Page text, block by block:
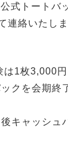
式トートバ
連絡いたしま
1枚3,000
クを会期終
キャッシュ